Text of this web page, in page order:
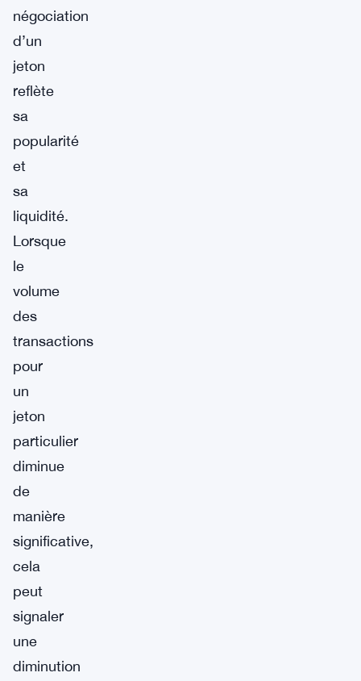
négociation
d’un
jeton
reflète
sa
popularité
et
sa
liquidité.
Lorsque
le
volume
des
transactions
pour
un
jeton
particulier
diminue
de
manière
significative,
cela
peut
signaler
une
diminution